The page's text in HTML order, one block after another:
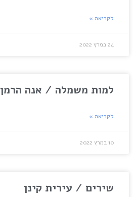
לקריאה »
24 במרץ 2022
למות משמלה / אנה הרמן
לקריאה »
10 במרץ 2022
שירים / עירית קינן